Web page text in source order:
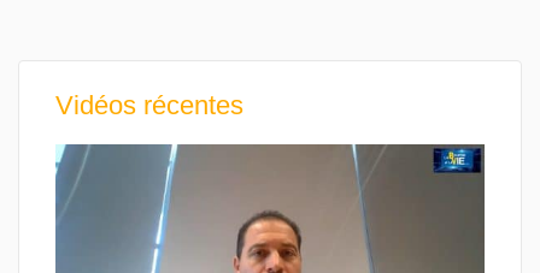
Vidéos récentes